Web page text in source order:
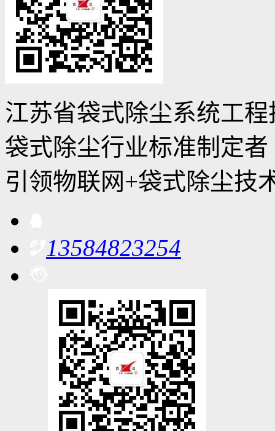
江苏省袋式除尘系统工
袋式除尘行业标准制定者
引领物联网+袋式除尘技
13584823254